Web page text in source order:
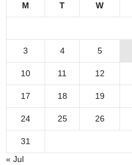
M T W
3 4 5
10 11 12
17 18 19
24 25 26
31
« Jul